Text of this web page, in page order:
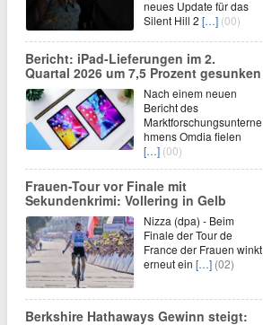
neues Update für das
Silent Hill 2 […] (00)
Bericht: iPad-Lieferungen im 2.
Quartal 2026 um 7,5 Prozent gesunken
Nach einem neuen
Bericht des
Marktforschungsunterne
hmens Omdia fielen
[…] (00)
Frauen-Tour vor Finale mit
Sekundenkrimi: Vollering in Gelb
Nizza (dpa) - Beim
Finale der Tour de
France der Frauen winkt
erneut ein […] (02)
Berkshire Hathaways Gewinn steigt: